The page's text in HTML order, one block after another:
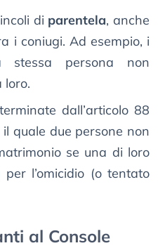
di parentela, anche
i coniugi. Ad esempio, i
stessa persona non
loro.
dall’articolo 88
quale due persone non
se una di loro
l’omicidio (o tentato
al Console